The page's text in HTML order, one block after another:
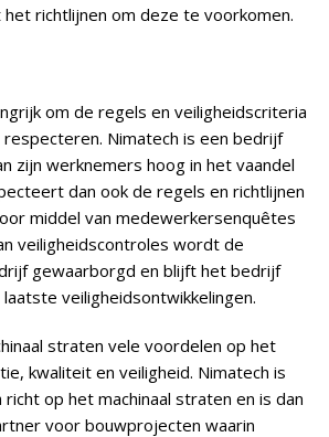
richtlijnen om deze te voorkomen.
om de regels en veiligheidscriteria
Nimatech is een bedrijf
zijn werknemers hoog in het vaandel
dan ook de regels en richtlijnen
middel van medewerkersenquêtes
veiligheidscontroles wordt de
gewaarborgd en blijft het bedrijf
veiligheidsontwikkelingen.
straten vele voordelen op het
kwaliteit en veiligheid. Nimatech is
op het machinaal straten en is dan
voor bouwprojecten waarin